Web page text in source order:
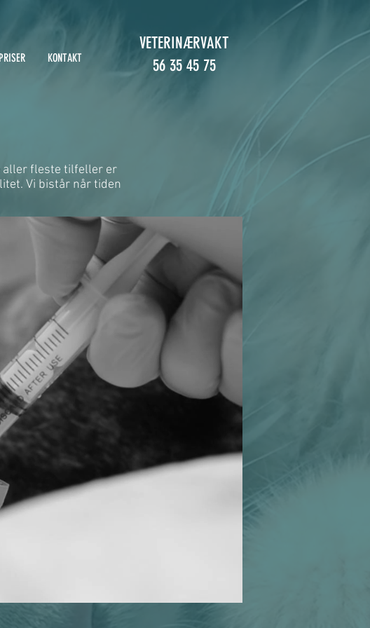
KONTAKT
VETERINÆRVAKT
56 35 45 75
aller fleste tilfeller er
Vi bistår når tiden